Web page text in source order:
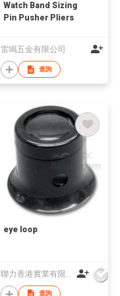
Watch Band Sizing
Pin Pusher Pliers
雷鳴五金有限公司
查詢
eye loop
查詢